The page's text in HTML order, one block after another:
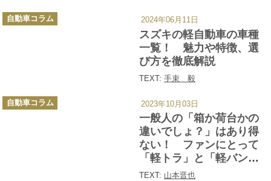
スズキの軽自動車の車種
一覧！ 魅力や特徴、選
び方を徹底解説
TEXT: 手束 毅
カ
テ
自動車コラム 2024年06月11日
一般人の「箱か荷台かの
違いでしょ？」はあり得
ない！ ファンにとって
「軽トラ」と「軽バン」
はまったく違う乗り物だ
TEXT: 山本晋也
カ
テ
自動車コラム 2023年10月03日